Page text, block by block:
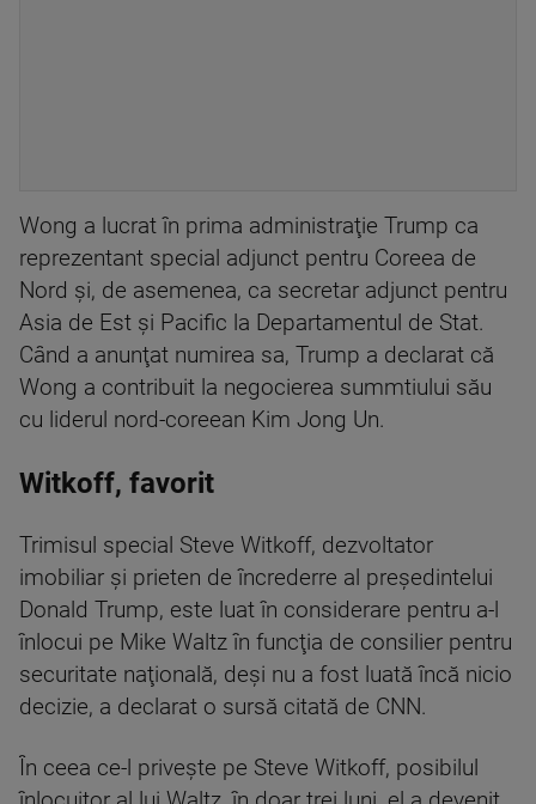
Wong a lucrat în prima administraţie Trump ca
reprezentant special adjunct pentru Coreea de
Nord şi, de asemenea, ca secretar adjunct pentru
Asia de Est şi Pacific la Departamentul de Stat.
Când a anunţat numirea sa, Trump a declarat că
Wong a contribuit la negocierea summtiului său
cu liderul nord-coreean Kim Jong Un.
Witkoff, favorit
Trimisul special Steve Witkoff, dezvoltator
imobiliar şi prieten de încrederre al preşedintelui
Donald Trump, este luat în considerare pentru a-l
înlocui pe Mike Waltz în funcţia de consilier pentru
securitate naţională, deşi nu a fost luată încă nicio
decizie, a declarat o sursă citată de CNN.
În ceea ce-l priveşte pe Steve Witkoff, posibilul